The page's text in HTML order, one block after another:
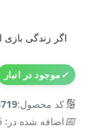
اگر زندگی
✓موجود در انبار
🔢کد محصول:
📅اضافه شده در: 2026/06/05